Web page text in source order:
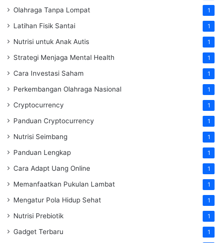
Olahraga Tanpa Lompat 1
Latihan Fisik Santai 1
Nutrisi untuk Anak Autis 1
Strategi Menjaga Mental Health 1
Cara Investasi Saham 1
Perkembangan Olahraga Nasional 1
Cryptocurrency 1
Panduan Cryptocurrency 1
Nutrisi Seimbang 1
Panduan Lengkap 1
Cara Adapt Uang Online 1
Memanfaatkan Pukulan Lambat 1
Mengatur Pola Hidup Sehat 1
Nutrisi Prebiotik 1
Gadget Terbaru 1